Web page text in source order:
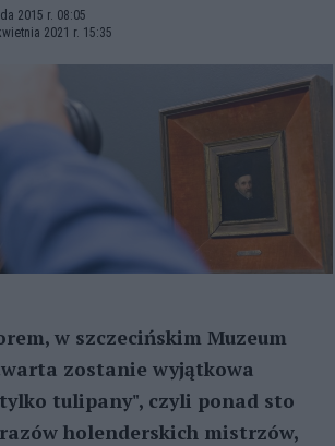
2015 r. 08:05
2021 r. 15:35
w szczecińskim Muzeum
zostanie wyjątkowa
tulipany", czyli ponad sto
holenderskich mistrzów,